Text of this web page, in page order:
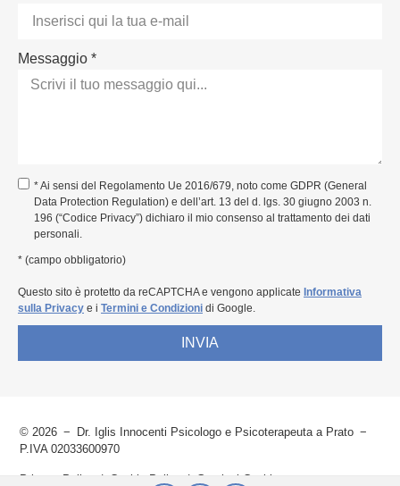
Messaggio *
* Ai sensi del Regolamento Ue 2016/679, noto come GDPR (General
Data Protection Regulation) e dell’art. 13 del d. lgs. 30 giugno 2003 n.
196 (“Codice Privacy”) dichiaro il mio consenso al trattamento dei dati
personali.
* (campo obbligatorio)
Questo sito è protetto da reCAPTCHA e vengono applicate Informativa
sulla Privacy e i Termini e Condizioni di Google.
INVIA
© 2026
Dr. Iglis Innocenti Psicologo e Psicoterapeuta a Prato
P.IVA 02033600970
Privacy Policy Cookie Policy Gestisci Cookies